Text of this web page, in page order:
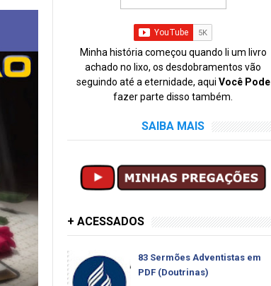
Minha história começou quando li um livro
achado no lixo, os desdobramentos vão
seguindo até a eternidade, aqui Você Pode
fazer parte disso também.
SAIBA MAIS
+ ACESSADOS
83 Sermões Adventistas em
PDF (Doutrinas)